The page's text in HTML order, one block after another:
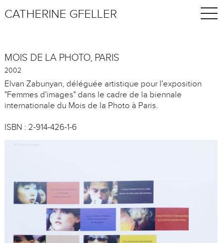
CATHERINE GFELLER
MOIS DE LA PHOTO, PARIS
2002
Elvan Zabunyan, déléguée artistique pour l'exposition
"Femmes d'images" dans le cadre de la biennale
internationale du Mois de la Photo à Paris.
ISBN : 2-914-426-1-6